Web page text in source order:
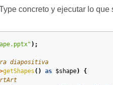
concreto y ejecutar lo
);
diapositiva
getShapes () as $shape)
{